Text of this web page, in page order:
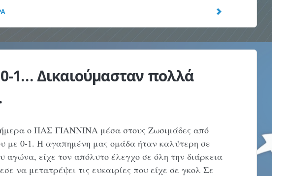
1… Δικαιούμασταν πολλά
ο ΠΑΣ ΓΙΑΝΝΙΝΑ μέσα στους Ζωσιμάδες από
με 0-1. Η αγαπημένη μας ομάδα ήταν καλύτερη σε
αγώνα, είχε τον απόλυτο έλεγχο σε όλη την διάρκεια
να μετατρέψει τις ευκαιρίες που είχε σε γκολ Σε